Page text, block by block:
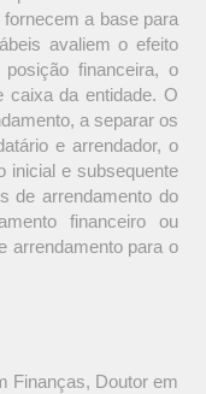
a base para
avaliem o efeito
financeira, o
caixa da entidade. O
a separar os
e arrendador, o
inicial e subsequente
de arrendamento do
financeiro ou
arrendamento para o
Finanças, Doutor em